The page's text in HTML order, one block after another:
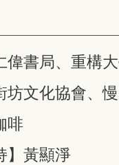
偉書局、重構
坊文化協會、
啡
】黃顯淨